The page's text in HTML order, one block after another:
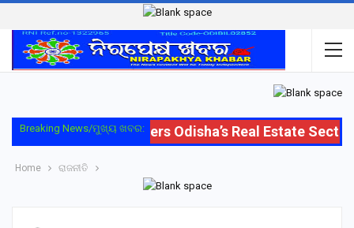
Breaking News/ମୁଖ୍ୟ ଖବର:
Oriom Group Enters Odisha’s Real Estate Sector
Home ରାଜନୀତି